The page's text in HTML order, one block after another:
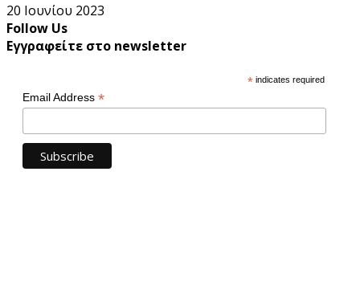
20 Ιουνίου 2023
Follow Us
Εγγραφείτε στο newsletter
* indicates required
Email Address *